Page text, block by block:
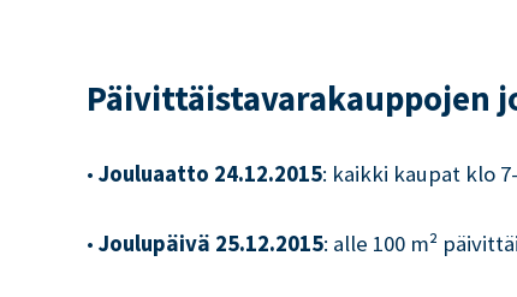
Päivittäistavarakauppojen
• Jouluaatto 24.12.2015: kaikki kaupat klo
• Joulupäivä 25.12.2015: alle 100 m²